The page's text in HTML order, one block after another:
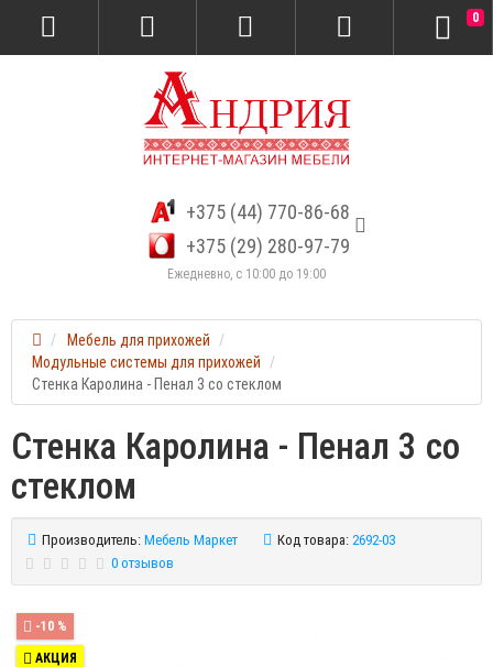
+375 (44) 770-86-68
+375 (29) 280-97-79
Ежедневно, с 10:00 до 19:00
0
Мебель для прихожей
Модульные системы для прихожей
Стенка Каролина - Пенал 3 со стеклом
Стенка Каролина - Пенал 3 со
стеклом
Производитель: Мебель Маркет Код товара: 2692-03
0 отзывов
-10 %
АКЦИЯ